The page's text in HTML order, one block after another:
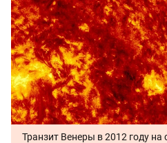
Транзит Венеры в 2012 году на